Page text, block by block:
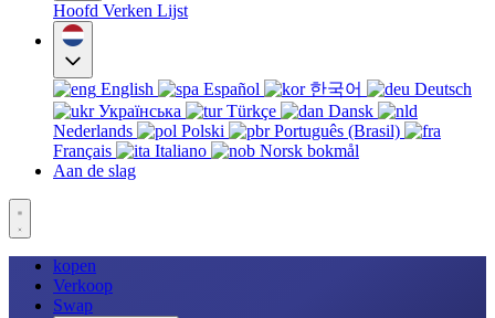
Hoofd Verken Lijst
English Español 한국어
Deutsch
Українська
Türkçe
Dansk
Nederlands
Polski
Português (Brasil)
Français
Italiano
Norsk bokmål
Aan de slag
kopen
Verkoop
Swap